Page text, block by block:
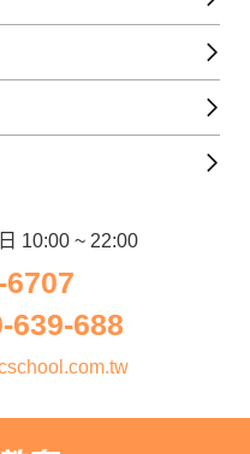
10:00 ~ 22:00
6707
639-688